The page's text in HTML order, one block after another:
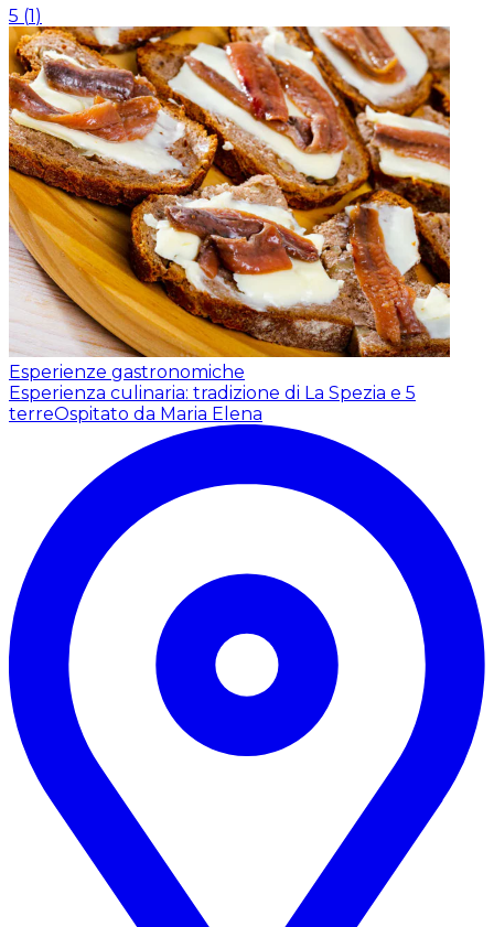
5 (1)
Esperienze gastronomiche
Esperienza culinaria: tradizione di La Spezia e 5
terreOspitato da Maria Elena